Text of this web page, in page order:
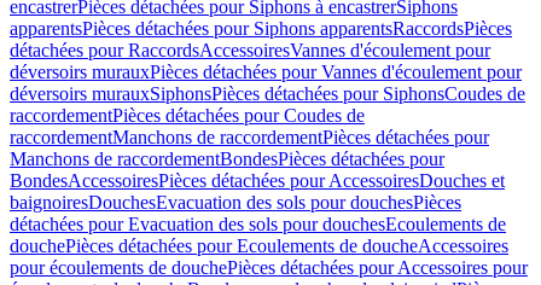
encastrerPièces détachées pour Siphons à encastrerSiphons
apparentsPièces détachées pour Siphons apparentsRaccordsPièces
détachées pour RaccordsAccessoiresVannes d'écoulement pour
déversoirs murauxPièces détachées pour Vannes d'écoulement pour
déversoirs murauxSiphonsPièces détachées pour SiphonsCoudes de
raccordementPièces détachées pour Coudes de
raccordementManchons de raccordementPièces détachées pour
Manchons de raccordementBondesPièces détachées pour
BondesAccessoiresPièces détachées pour AccessoiresDouches et
baignoiresDouchesEvacuation des sols pour douchesPièces
détachées pour Evacuation des sols pour douchesEcoulements de
douchePièces détachées pour Ecoulements de doucheAccessoires
pour écoulements de douchePièces détachées pour Accessoires pour